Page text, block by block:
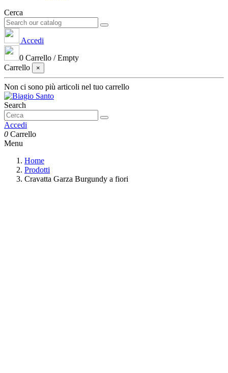
Cerca
Accedi
0 Carrello /Empty
Carrello
×
Non ci sono più articoli nel tuo carrello
Search
Accedi
0 Carrello
Menu
Home
Prodotti
Cravatta Garza Burgundy a fiori